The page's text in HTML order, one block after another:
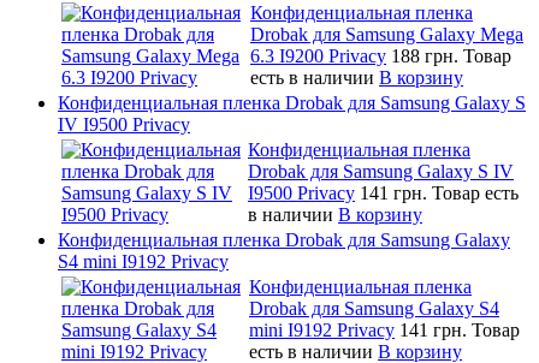
Конфиденциальная пленка
Drobak для Samsung Galaxy Mega
6.3 I9200 Privacy 188 грн. Товар
есть в наличии В корзину
Конфиденциальная пленка Drobak для Samsung Galaxy S
IV I9500 Privacy
Конфиденциальная пленка
Drobak для Samsung Galaxy S IV
I9500 Privacy 141 грн. Товар есть
в наличии В корзину
Конфиденциальная пленка Drobak для Samsung Galaxy
S4 mini I9192 Privacy
Конфиденциальная пленка
Drobak для Samsung Galaxy S4
mini I9192 Privacy 141 грн. Товар
есть в наличии В корзину